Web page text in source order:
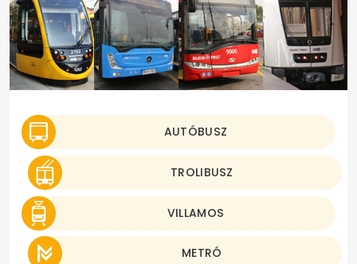
AUTÓBUSZ
TROLIBUSZ
VILLAMOS
METRÓ